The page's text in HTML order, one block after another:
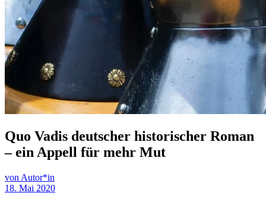
Quo Vadis deutscher historischer Roman
– ein Appell für mehr Mut
von Autor*in
18. Mai 2020